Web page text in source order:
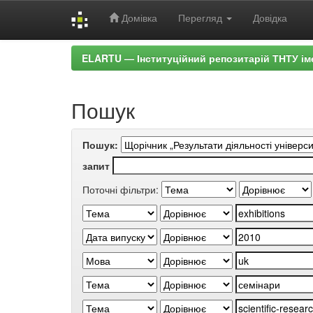
Домівка Перегляд Довідка
ELARTU — Інституційний репозитарій ТНТУ
Пошук
Пошук:
запит
Поточні фільтри: